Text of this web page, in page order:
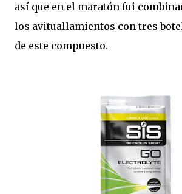
así que en el maratón fui
los avituallamientos con tres
de este compuesto.